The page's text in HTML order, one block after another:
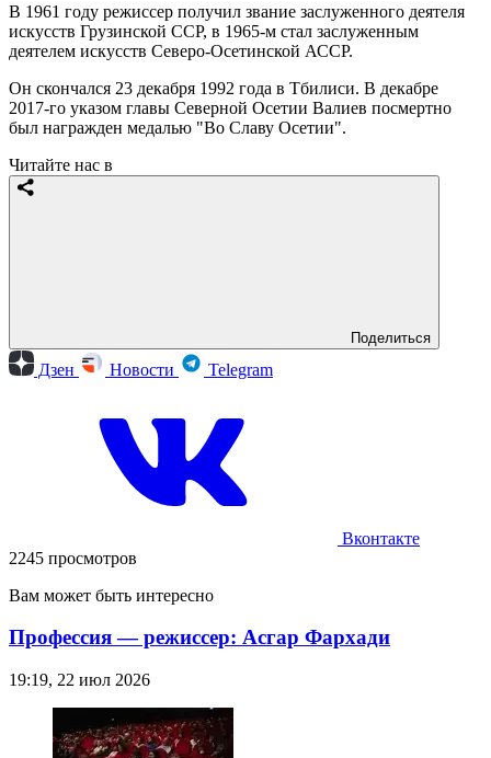
В 1961 году режиссер получил звание заслуженного деятеля
искусств Грузинской ССР, в 1965-м стал заслуженным
деятелем искусств Северо-Осетинской АССР.
Он скончался 23 декабря 1992 года в Тбилиси. В декабре
2017-го указом главы Северной Осетии Валиев посмертно
был награжден медалью "Во Славу Осетии".
Читайте нас в
Поделиться
Дзен Новости Telegram
Вконтакте
2245 просмотров
Вам может быть интересно
Профессия — режиссер: Асгар Фархади
19:19, 22 июл 2026